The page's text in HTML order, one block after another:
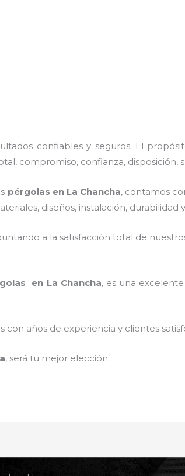
confiables y seguros. El
compromiso, confianza, disposición,
pérgolas en La Chancha, contamos
diseños, instalación, durabilidad
a la satisfacción total de
en La Chancha, es una
años de experiencia y clientes
, será tu mejor elección.